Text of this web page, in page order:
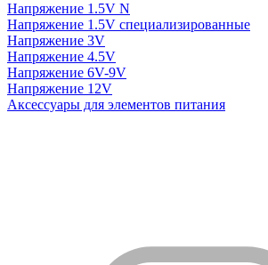
Напряжение 1.5V N
Напряжение 1.5V специализированные
Напряжение 3V
Напряжение 4.5V
Напряжение 6V-9V
Напряжение 12V
Аксессуары для элементов питания